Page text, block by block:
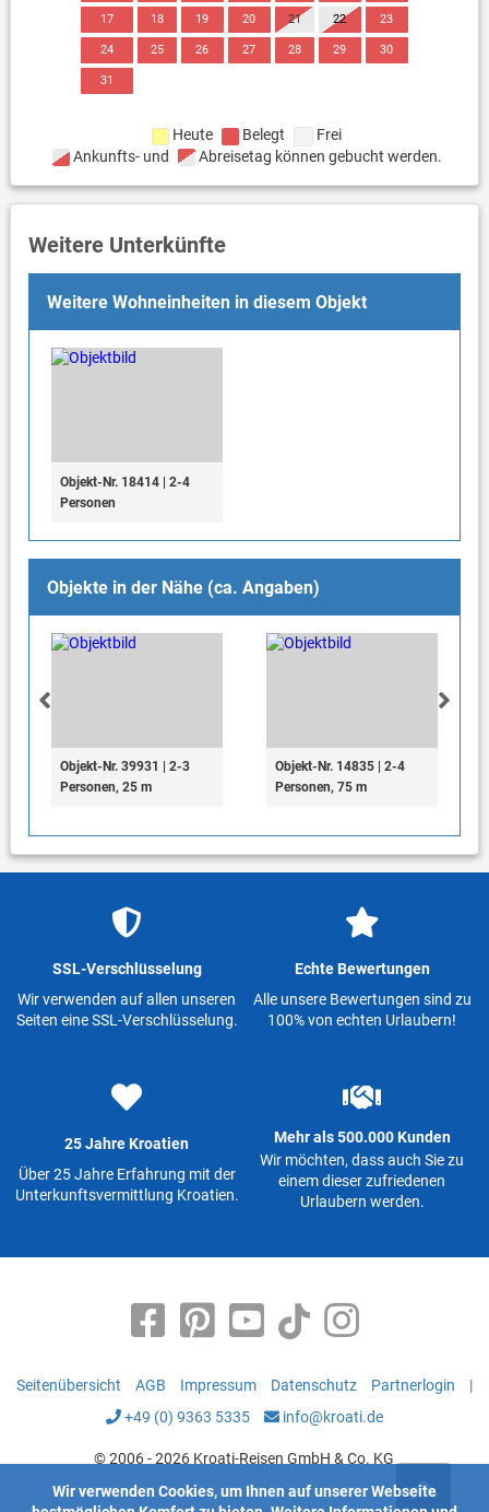
17 18 19 20 21 22 23
24 25 26 27 28 29 30
31
Heute Belegt
Frei
Ankunfts- und
Abreisetag können gebucht werden.
Weitere Unterkünfte
Weitere Wohneinheiten in diesem Objekt
Objekt-Nr. 18414 | 2-4
Personen
Objekte in der Nähe (ca. Angaben)
Objekt-Nr. 39931 | 2-3
Personen, 25 m
Objekt-Nr. 14835 | 2-4
Personen, 75 m
SSL-Verschlüsselung
Wir verwenden auf allen unseren
Seiten eine SSL-Verschlüsselung.
Echte Bewertungen
Alle unsere Bewertungen sind zu
100% von echten Urlaubern!
25 Jahre Kroatien
Über 25 Jahre Erfahrung mit der
Unterkunftsvermittlung Kroatien.
Mehr als 500.000 Kunden
Wir möchten, dass auch Sie zu
einem dieser zufriedenen
Urlaubern werden.
Seitenübersicht AGB Impressum Datenschutz Partnerlogin
|
+49 (0) 9363 5335
info@kroati.de
© 2006 - 2026 Kroati-Reisen GmbH & Co. KG
Wir verwenden Cookies, um Ihnen auf unserer Webseite